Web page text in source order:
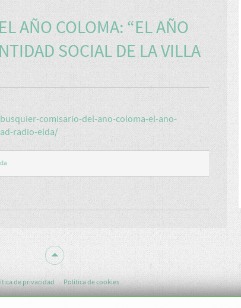
AÑO COLOMA: “EL AÑO
SOCIAL DE LA VILLA
comisario-del-ano-coloma-el-ano-
radio-elda/
de privacidad Política de cookies